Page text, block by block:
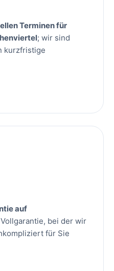
Terminen für
; wir sind
kurzfristige
auf
bei der wir
für Sie